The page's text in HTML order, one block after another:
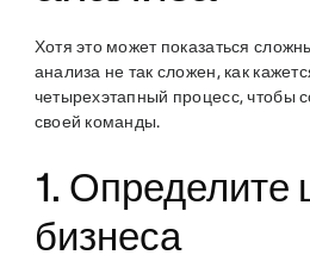
Хотя это может показаться
анализа не так сложен, как
четырехэтапный процесс, чтобы
своей команды.
​1. Определите
бизнеса